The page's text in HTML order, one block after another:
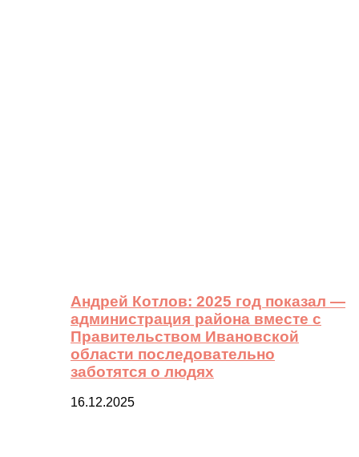
Андрей Котлов: 2025 год показал —
администрация района вместе с
Правительством Ивановской
области последовательно
заботятся о людях
16.12.2025